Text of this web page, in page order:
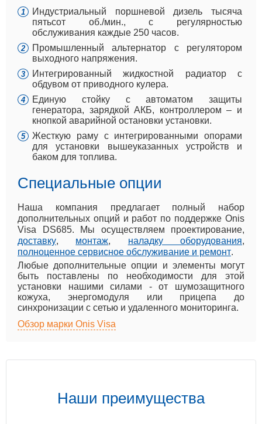
Индустриальный поршневой дизель тысяча
пятьсот об./мин., с регулярностью
обслуживания каждые 250 часов.
Промышленный альтернатор с регулятором
выходного напряжения.
Интегрированный жидкостной радиатор с
обдувом от приводного кулера.
Единую стойку с автоматом защиты
генератора, зарядкой АКБ, контроллером – и
кнопкой аварийной остановки установки.
Жесткую раму с интегрированными опорами
для установки вышеуказанных устройств и
баком для топлива.
Специальные опции
Наша компания предлагает полный набор
дополнительных опций и работ по поддержке Onis
Visa DS685. Мы осуществляем проектирование,
доставку, монтаж, наладку оборудования,
полноценное сервисное обслуживание и ремонт.
Любые дополнительные опции и элементы могут
быть поставлены по необходимости для этой
установки нашими силами - от шумозащитного
кожуха, энергомодуля или прицепа до
синхронизации с сетью и удаленного мониторинга.
Обзор марки Onis Visa
Наши преимущества